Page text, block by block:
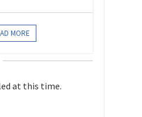
MORE
at this time.